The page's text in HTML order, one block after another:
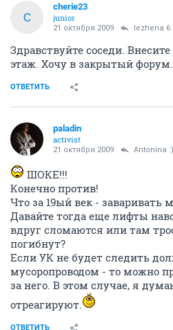
C
cherie23
junior
21 октября 2009 lezhena 6
Здравствуйте соседи.
этаж. Хочу в закрытый форум.
ОТВЕТИТЬ
paladin
activist
21 октября 2009 Antonina :)
ШОКЕ!!!
Конечно против!
Что за 19ый век - заваривать
Давайте тогда еще лифты
вдруг сломаются или там
погибнут?
Если УК не будет следить
мусоропроводом - то можно
за него. В этом случае, я
отреагируют.
ОТВЕТИТЬ